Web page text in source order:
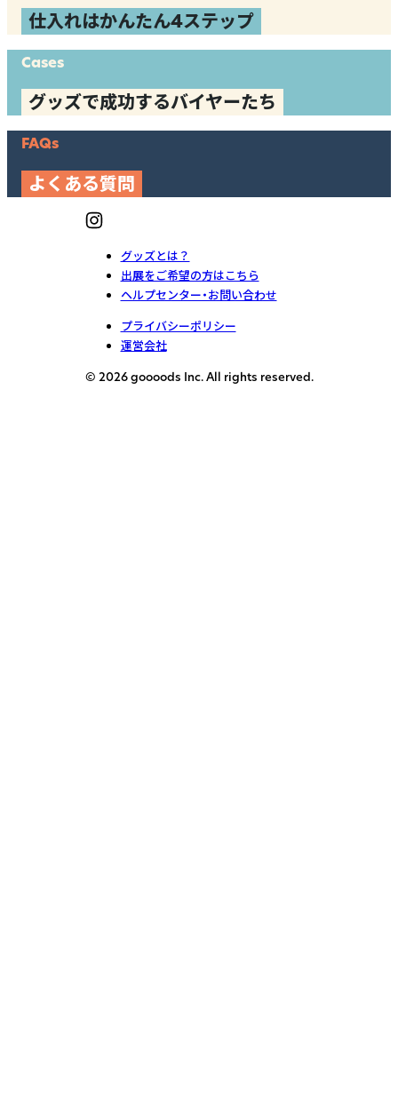
仕入れはかんたん4ステップ
Cases
グッズで成功するバイヤーたち
FAQs
よくある質問
グッズとは？
出展をご希望の方はこちら
ヘルプセンター・お問い合わせ
プライバシーポリシー
運営会社
© 2026 goooods Inc. All rights reserved.